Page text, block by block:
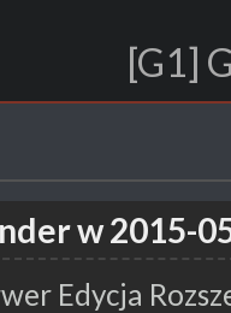
[G1]
w 2015-
Edycja